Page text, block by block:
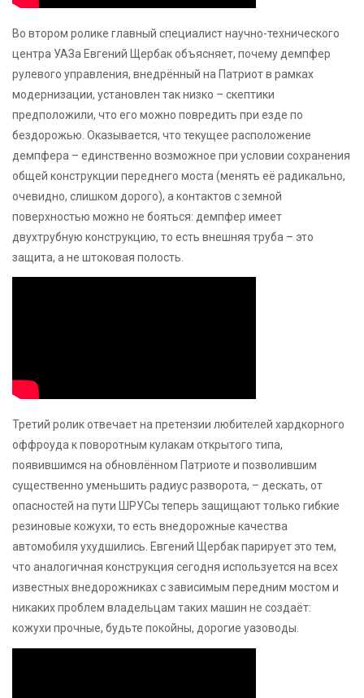
Во втором ролике главный специалист научно-технического
центра УАЗа Евгений Щербак объясняет, почему демпфер
рулевого управления, внедрённый на Патриот в рамках
модернизации, установлен так низко – скептики
предположили, что его можно повредить при езде по
бездорожью. Оказывается, что текущее расположение
демпфера – единственно возможное при условии сохранения
общей конструкции переднего моста (менять её радикально,
очевидно, слишком дорого), а контактов с земной
поверхностью можно не бояться: демпфер имеет
двухтрубную конструкцию, то есть внешняя труба – это
защита, а не штоковая полость.
Третий ролик отвечает на претензии любителей хардкорного
оффроуда к поворотным кулакам открытого типа,
появившимся на обновлённом Патриоте и позволившим
существенно уменьшить радиус разворота, – дескать, от
опасностей на пути ШРУСы теперь защищают только гибкие
резиновые кожухи, то есть внедорожные качества
автомобиля ухудшились. Евгений Щербак парирует это тем,
что аналогичная конструкция сегодня используется на всех
известных внедорожниках с зависимым передним мостом и
никаких проблем владельцам таких машин не создаёт:
кожухи прочные, будьте покойны, дорогие уазоводы.